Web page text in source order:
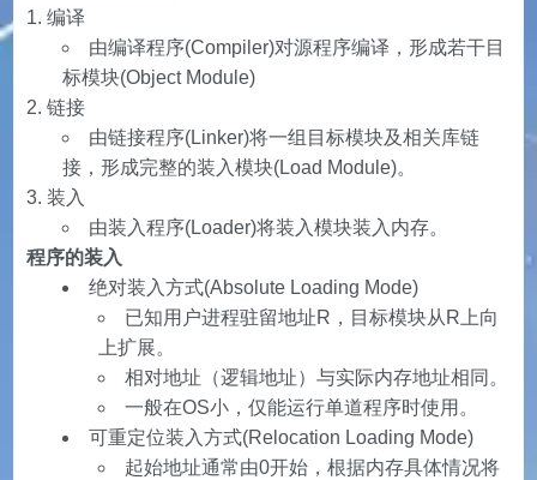
编译
由编译程序(Compiler)对源程序编译，形成若干目
标模块(Object Module)
链接
由链接程序(Linker)将一组目标模块及相关库链
接，形成完整的装入模块(Load Module)。
装入
由装入程序(Loader)将装入模块装入内存。
程序的装入
绝对装入方式(Absolute Loading Mode)
已知用户进程驻留地址R，目标模块从R上向
上扩展。
相对地址（逻辑地址）与实际内存地址相同。
一般在OS小，仅能运行单道程序时使用。
可重定位装入方式(Relocation Loading Mode)
起始地址通常由0开始，根据内存具体情况将